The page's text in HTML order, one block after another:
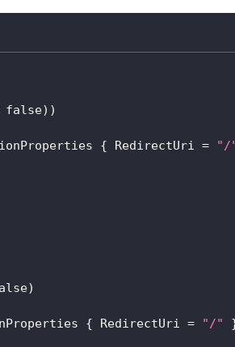
false) )
{ RedirectUri = "/
)
{ RedirectUri = "/"